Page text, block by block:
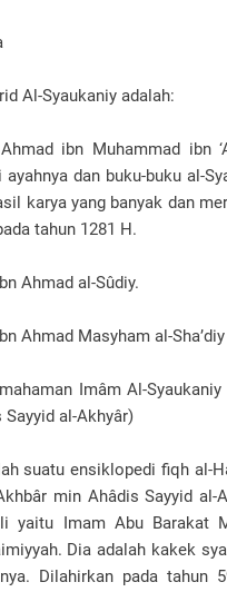
Al-Syaukaniy adalah:
ibn Muhammad ibn
dan buku-buku al-
karya yang banyak dan
tahun 1281 H.
Ahmad al-Sûdiy.
Masyham al-Sha’diy
Imâm Al-Syaukaniy
al-Akhyâr)
suatu ensiklopedi fiqh al-
min Ahâdis Sayyid
yaitu Imam Abu Barakat
Dia adalah kakek
Dilahirkan pada tahun